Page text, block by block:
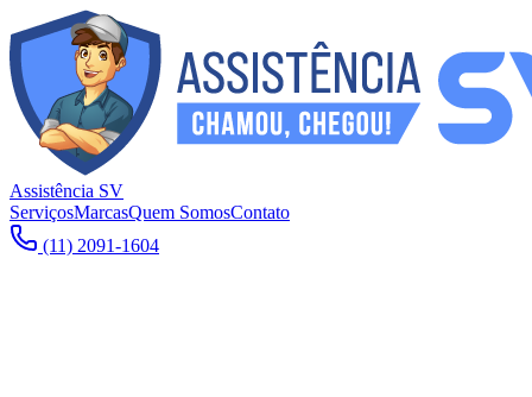
Assistência SV
ServiçosMarcasQuem SomosContato
(11) 2091-1604